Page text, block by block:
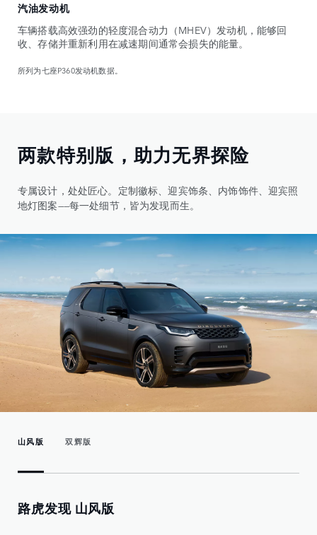
汽油发动机
车辆搭载高效强劲的轻度混合动力（MHEV）发动机，能够回
收、存储并重新利用在减速期间通常会损失的能量。
所列为七座P360发动机数据。
两款特别版，助力无界探险
专属设计，处处匠心。定制徽标、迎宾饰条、内饰饰件、迎宾照
地灯图案——每一处细节，皆为发现而生。
山风版 双辉版
路虎发现 山风版